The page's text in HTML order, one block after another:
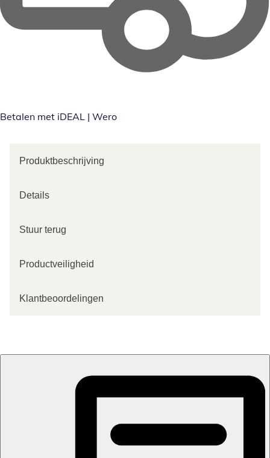
Betalen met iDEAL | Wero
Produktbeschrijving
Details
Stuur terug
Productveiligheid
Klantbeoordelingen